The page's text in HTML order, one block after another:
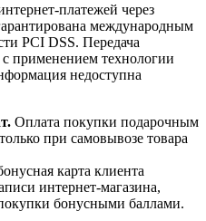
платежей через
международным
PCI DSS. Передача
применением технологии
недоступна
Оплата покупки подарочным
при самовывозе товара
карта клиента
интернет-магазина,
бонусными баллами.